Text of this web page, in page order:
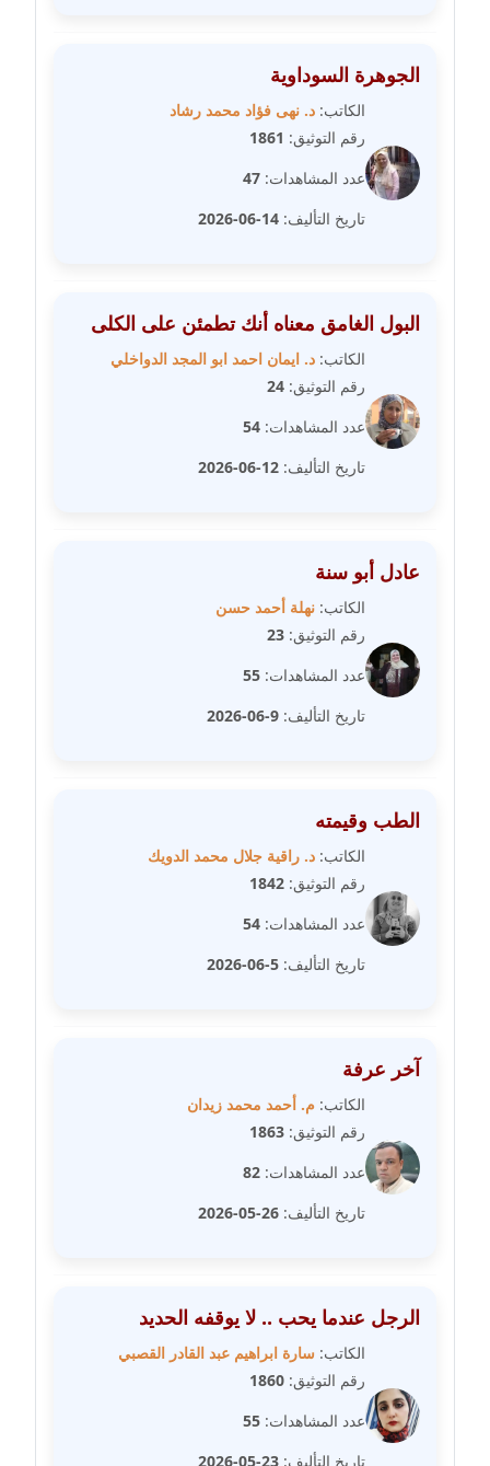
مدونة سلوى محمود
عاملة
عاملة
مدونة سمير حماد
مدونة سهام كمال
عاملة
مدونة سهر صيام
مدونة سهى الضاوي
عاملة
مدونة سهير عسكر
عاملة
مدونة سوزان بهنسي
عاملة
مدونة شادي الربابعة
مدونة شرف الدين محمد
عاملة
مدونة شيماء الجمل
مدونة شيماء حسني
عاملة
مدونة شيماء عصام
عاملة
مدونة شيماء عمارة
الجوهرة السوداوية
الكاتب: د. نهى فؤاد محمد رشاد
رقم التوثيق: 1861
عدد المشاهدات: 47
تاريخ التأليف: 14-06-2026
البول الغامق معناه أنك تطمئن على الكلى
الكاتب: د. ايمان احمد ابو المجد الدواخلي
رقم التوثيق: 24
عدد المشاهدات: 54
تاريخ التأليف: 12-06-2026
عادل أبو سنة
الكاتب: نهلة أحمد حسن
رقم التوثيق: 23
عدد المشاهدات: 55
تاريخ التأليف: 9-06-2026
الطب وقيمته
الكاتب: د. راقية جلال محمد الدويك
رقم التوثيق: 1842
عدد المشاهدات: 54
تاريخ التأليف: 5-06-2026
آخر عرفة
الكاتب: م. أحمد محمد زيدان
رقم التوثيق: 1863
عدد المشاهدات: 82
تاريخ التأليف: 26-05-2026
الرجل عندما يحب .. لا يوقفه الحديد
الكاتب: سارة ابراهيم عبد القادر القصبي
رقم التوثيق: 1860
عدد المشاهدات: 55
تاريخ التأليف: 23-05-2026